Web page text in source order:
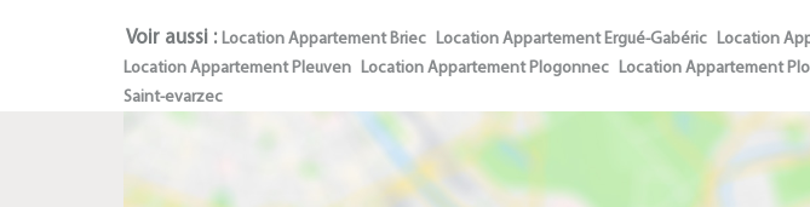
Voir aussi : Location Appartement Briec Location Appartement Ergué-Gabéric Location
Location Appartement Pleuven Location Appartement Plogonnec Location Appartement
Saint-evarzec